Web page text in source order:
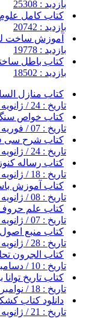
بازدید : 25308
کتاب کامل
بازدید : 20742
آموزش ساخت
بازدید : 19778
کتاب باطل
بازدید : 18502
کتاب منازل
تاریخ : 24 / ژانویه / 2017
کتاب خواص
تاریخ : 07 / فوریه / 2017
کتاب شرح
تاریخ : 24 / ژانویه / 2017
کتاب رساله
تاریخ : 18 / ژانویه / 2017
کتاب آموزش
تاریخ : 08 / ژانویه / 2017
کتاب علم
تاریخ : 07 / ژانویه / 2017
کتاب منبع
تاریخ : 28 / ژانویه / 2017
کتاب الجرون
تاریخ : 10 / دسامبر / 2016
کتاب تاریخ توانا
تاریخ : 18 / نوامبر / 2016
دانلود کتاب
تاریخ : 21 / ژانویه / 2017